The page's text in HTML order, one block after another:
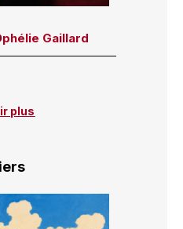
Gaillard
plus